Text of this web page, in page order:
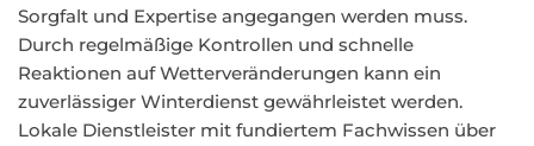
Sorgfalt und Expertise angegangen werden muss.
Durch regelmäßige Kontrollen und schnelle
Reaktionen auf Wetterveränderungen kann ein
zuverlässiger Winterdienst gewährleistet werden.
Lokale Dienstleister mit fundiertem Fachwissen über